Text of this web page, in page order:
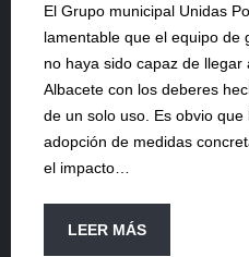
El Grupo municipal Unidas
lamentable que el equipo de
no haya sido capaz de
Albacete con los deberes
de un solo uso. Es obvio
adopción de medidas
el impacto…
LEER MÁS